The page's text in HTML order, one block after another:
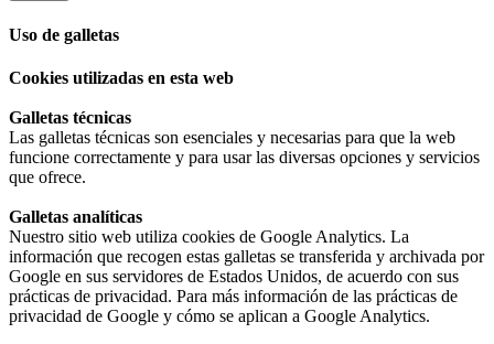
Uso de galletas
Cookies utilizadas en esta web
Galletas técnicas
Las galletas técnicas son esenciales y necesarias para que la web
funcione correctamente y para usar las diversas opciones y servicios
que ofrece.
Galletas analíticas
Nuestro sitio web utiliza cookies de Google Analytics. La
información que recogen estas galletas se transferida y archivada por
Google en sus servidores de Estados Unidos, de acuerdo con sus
prácticas de privacidad. Para más información de las prácticas de
privacidad de Google y cómo se aplican a Google Analytics.